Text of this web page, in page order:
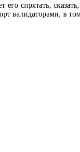
его спрятать,
валидаторами, в